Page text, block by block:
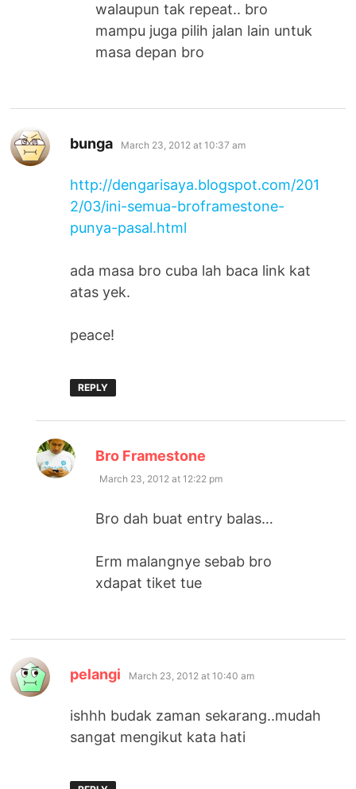
walaupun tak repeat.. bro
mampu juga pilih jalan lain untuk
masa depan bro
bunga says:
March 23, 2012 at 10:37 am
http://dengarisaya.blogspot.com/201
2/03/ini-semua-broframestone-
punya-pasal.html
ada masa bro cuba lah baca link kat
atas yek.
peace!
REPLY
Bro Framestone
March 23, 2012 at 12:22 pm
Bro dah buat entry balas…
Erm malangnye sebab bro
xdapat tiket tue
pelangi says:
March 23, 2012 at 10:40 am
ishhh budak zaman sekarang..mudah
sangat mengikut kata hati